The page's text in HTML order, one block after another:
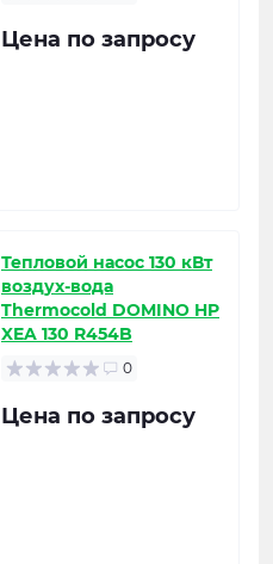
Цена по запросу
Тепловой насос 130 кВт
воздух-вода
Thermocold DOMINO HP
XEA 130 R454B
0
Цена по запросу